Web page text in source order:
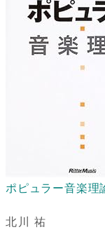
ポピュラー音楽理
北川 祐